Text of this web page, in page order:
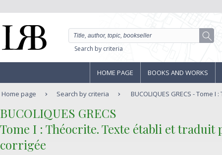
Search by criteria
HOME PAGE BOOKS AND WORKS
Home page Search by criteria BUCOLIQUES GRECS - Tome
‎BUCOLIQUES GRECS‎
‎Tome I : Théocrite. Texte établi et
corrigée‎